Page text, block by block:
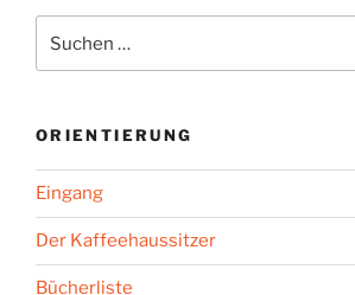
nach:
ORIENTIERUNG
Eingang
Der Kaffeehaussitzer
Bücherliste